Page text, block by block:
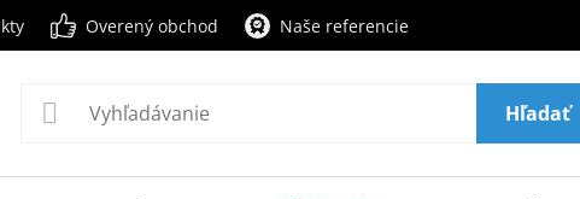
Overený obchod Naše referencie
Hľadať